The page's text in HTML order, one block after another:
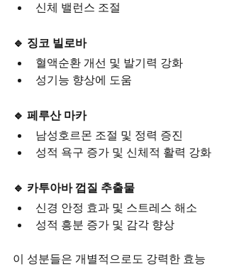
신체 밸런스 조절
🔹 징코 빌로바
혈액순환 개선 및 발기력 강화
성기능 향상에 도움
🔹 페루산 마카
남성호르몬 조절 및 정력 증진
성적 욕구 증가 및 신체적 활력 강화
🔹 카투아바 껍질 추출물
신경 안정 효과 및 스트레스 해소
성적 흥분 증가 및 감각 향상
이 성분들은 개별적으로도 강력한 효능